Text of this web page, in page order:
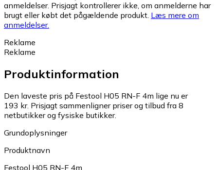
anmeldelser. Prisjagt kontrollerer ikke, om anmelderne har
brugt eller købt det pågældende produkt. Læs mere om
anmeldelser.
Reklame
Reklame
Produktinformation
Den laveste pris på Festool H05 RN-F 4m lige nu er
193 kr. Prisjagt sammenligner priser og tilbud fra 8
netbutikker og fysiske butikker.
Grundoplysninger
Produktnavn
Festool H05 RN-F 4m